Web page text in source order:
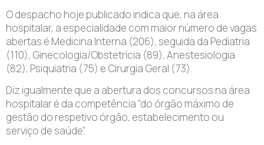
O despacho hoje publicado indica que, na área
hospitalar, a especialidade com maior número de vagas
abertas é Medicina Interna (206), seguida da Pediatria
(110), Ginecologia/Obstetrícia (89), Anestesiologia
(82), Psiquiatria (75) e Cirurgia Geral (73).
Diz igualmente que a abertura dos concursos na área
hospitalar é da competência “do órgão máximo de
gestão do respetivo órgão, estabelecimento ou
serviço de saúde”.